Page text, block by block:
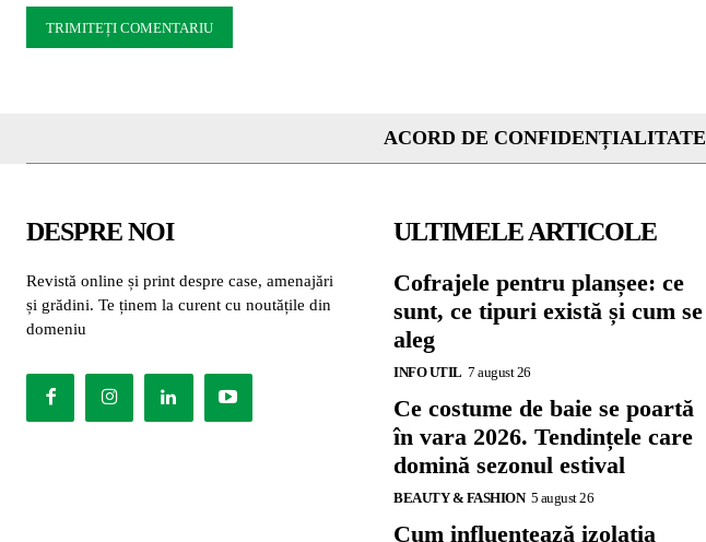
ACORD DE CONFIDENȚIALITATE
DESPRE NOI
Revistă online și print despre case, amenajări
și grădini. Te ținem la curent cu noutățile din
domeniu
ULTIMELE ARTICOLE
Cofrajele pentru planșee: ce
sunt, ce tipuri există și cum se
aleg
INFO UTIL 7 august 26
Ce costume de baie se poartă
în vara 2026. Tendințele care
domină sezonul estival
BEAUTY & FASHION 5 august 26
Cum influențează izolația